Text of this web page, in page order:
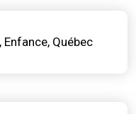
Enfance Québec